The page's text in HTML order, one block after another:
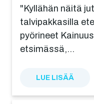
"Kyllähän näitä
talvipakkasilla
pyörineet
etsimässä,…
LUE LISÄÄ